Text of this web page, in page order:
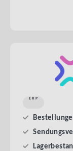
ERP
Bestellunge